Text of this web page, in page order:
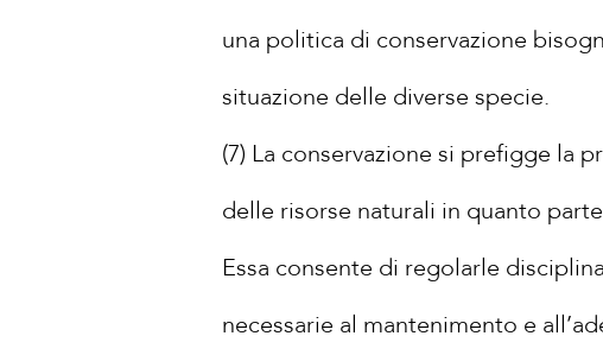
una politica di conservazione
situazione delle diverse specie.
(7) La conservazione si prefigge la
delle risorse naturali in quanto
Essa consente di regolarle
necessarie al mantenimento e